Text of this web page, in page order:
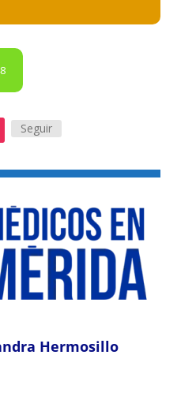
Seguir
Hermosillo